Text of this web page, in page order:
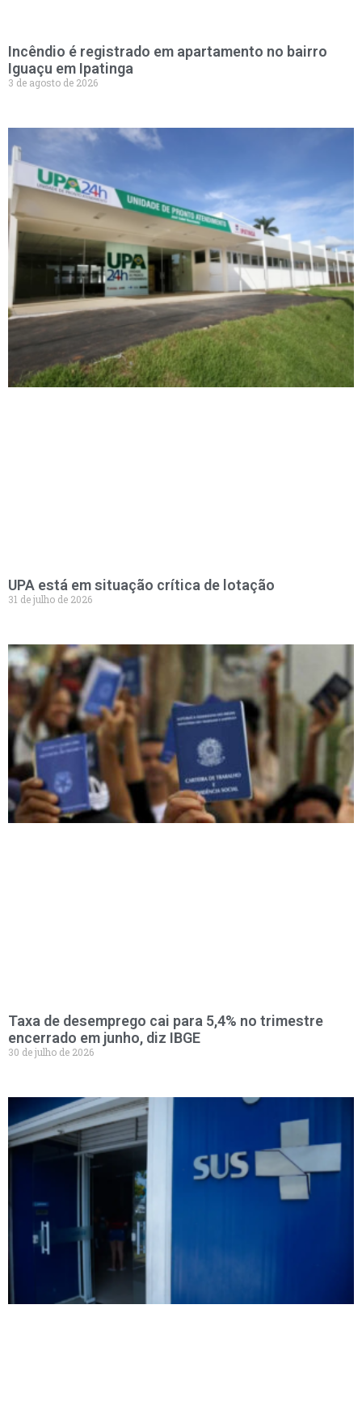
Incêndio é registrado em apartamento no bairro
Iguaçu em Ipatinga
3 de agosto de 2026
UPA está em situação crítica de lotação
31 de julho de 2026
Taxa de desemprego cai para 5,4% no trimestre
encerrado em junho, diz IBGE
30 de julho de 2026